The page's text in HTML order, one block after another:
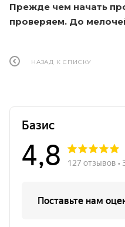
Прежде чем начать
проверяем. До
НАЗАД К СПИСКУ